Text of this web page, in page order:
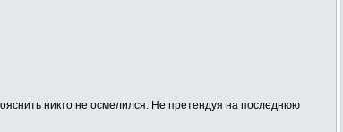
никто не осмелился. Не претендуя на последнюю